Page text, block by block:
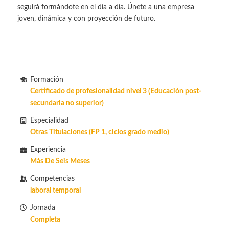
seguirá formándote en el día a día. Únete a una empresa
joven, dinámica y con proyección de futuro.
Formación
Certificado de profesionalidad nivel 3 (Educación post-
secundaria no superior)
Especialidad
Otras Titulaciones (FP 1, ciclos grado medio)
Experiencia
Más De Seis Meses
Competencias
laboral temporal
Jornada
Completa